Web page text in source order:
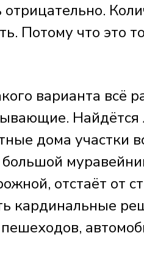
отрицательно.
Потому что это
варианта всё
Найдётся
дома участки
отстаёт от
кардинальные